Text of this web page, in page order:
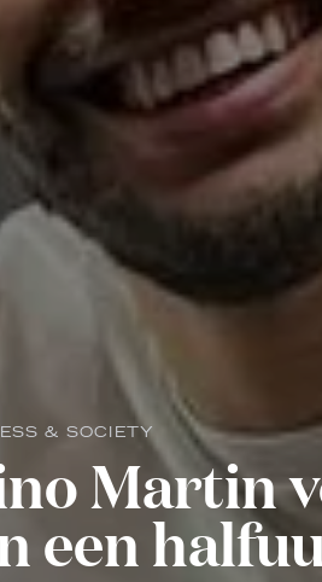
& SOCIETY
Martin
een